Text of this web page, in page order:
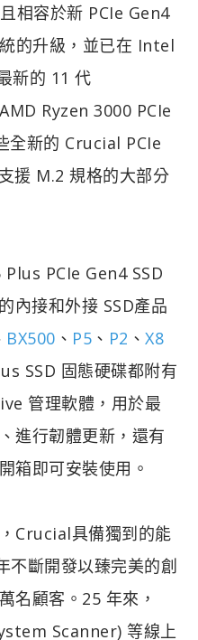
相容於新 PCIe Gen4
的升級，並已在 Intel
新的 11 代
Ryzen 3000 PCIe
全新的 Crucial PCIe
援 M.2 規格的大部分
PCIe Gen4 SSD
內接和外接 SSD產品
BX500 、 P5 、 P2 、 X8
SSD 固態硬碟都附有
管理軟體，用於最
進行韌體更新，還有
箱即可安裝使用。
Crucial具備獨到的能
不斷開發以臻完美的創
名顧客。25 年來，
Scanner) 等線上